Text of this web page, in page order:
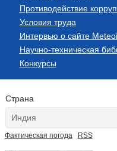
Противодействие
Условия труда
Интервью о сайте
Научно-техническая
Конкурсы
Страна
Фактическая погода RSS